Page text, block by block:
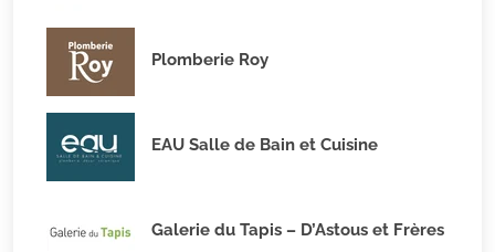
Plomberie Roy
EAU Salle de Bain et Cuisine
Galerie du Tapis – D’Astous et Frères